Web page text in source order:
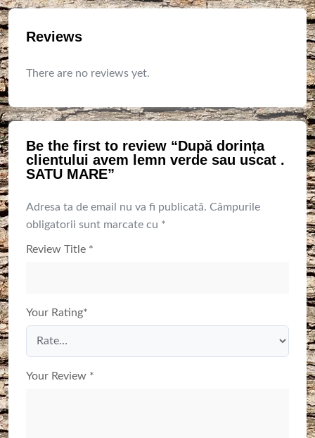
Reviews
There are no reviews yet.
Be the first to review “După dorința
clientului avem lemn verde sau uscat .
SATU MARE”
Adresa ta de email nu va fi publicată. Câmpurile
obligatorii sunt marcate cu *
Review Title *
Your Rating*
Your Review *